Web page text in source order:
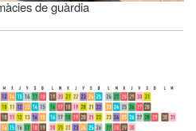
de guàrdia